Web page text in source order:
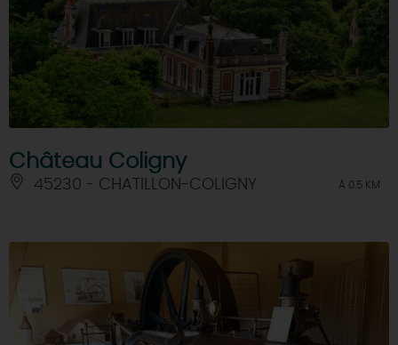
Château Coligny
45230 - CHATILLON-COLIGNY À 0.5 KM